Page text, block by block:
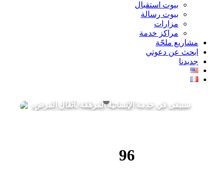
بيوت استقبال
بيوت رسالة
مزارات
مراكز خدمة
مشاريع ملحّة
ابحث عن دعوتي
جديدنا
سنبقى في خدمة الإنسانيّة المرهَقة بأثقال المرض،
96